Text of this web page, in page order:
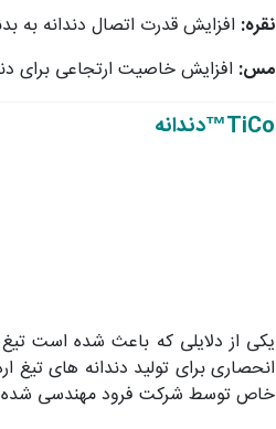
نقره: افزایش قدرت اتصال دندانه به
مس: افزایش خاصیت ارتجاعی برای
TiCo™دندانه
یکی از دلایلی که باعث شده است تیغ
انحصاری برای تولید دندانه های تیغ
خاص توسط شرکت فرود مهندسی